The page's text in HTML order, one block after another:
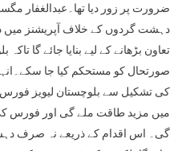
ضرورت پر زور دیا تھا۔عبدالغفار
دہشت گردوں کے خلاف آپریشنز میں
تعاون بڑھانے کے لیے بنایا جائے گا
صورتحال کو مستحکم کیا جا
کی تشکیل سے بلوچستان لیویز
میں مزید طاقت ملے گی اور فورس
گی۔ اس اقدام کے ذریعے نہ صرف